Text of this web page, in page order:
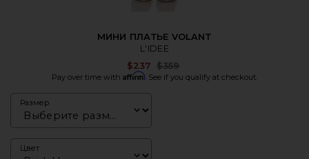
МИНИ ПЛАТЬЕ VOLANT
L'IDEE
$237 Previous price:
$359
Pay over time with Affirm . See if you qualify at checkout.
Размер
Цвет